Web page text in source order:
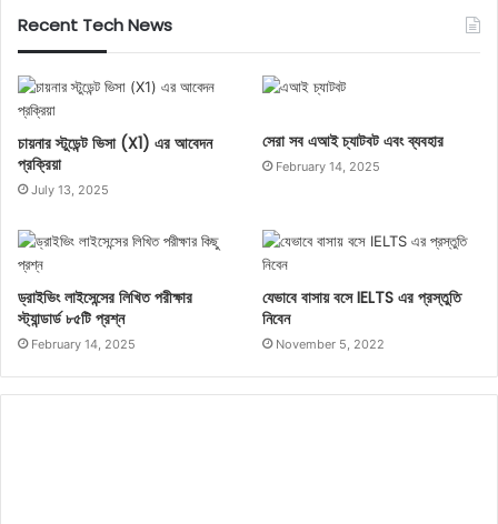
Recent Tech News
চায়নার স্টুডেন্ট ভিসা (X1) এর আবেদন
প্রক্রিয়া
July 13, 2025
সেরা সব এআই চ্যাটবট এবং ব্যবহার
February 14, 2025
ড্রাইভিং লাইসেন্সের লিখিত পরীক্ষার
স্ট্যান্ডার্ড ৮৫টি প্রশ্ন
February 14, 2025
0%
যেভাবে বাসায় বসে IELTS এর প্রস্তুতি
নিবেন
November 5, 2022